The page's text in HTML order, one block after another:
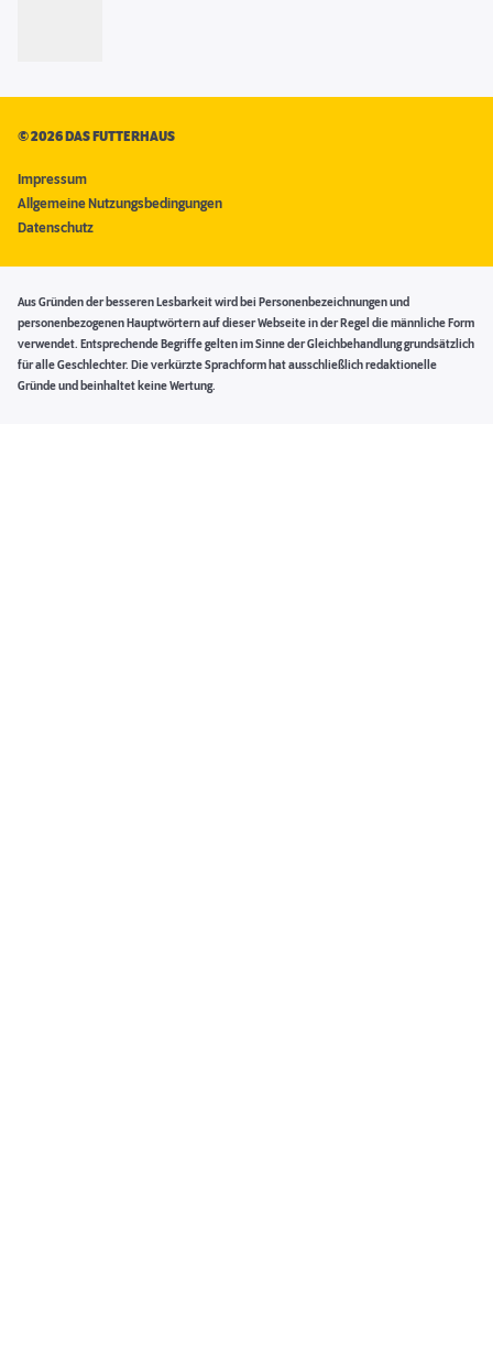
©2026 DAS FUTTERHAUS
Impressum
Allgemeine Nutzungsbedingungen
Datenschutz
Aus Gründen der besseren Lesbarkeit wird bei Personenbezeichnungen und
personenbezogenen Hauptwörtern auf dieser Webseite in der Regel die männliche Form
verwendet. Entsprechende Begriffe gelten im Sinne der Gleichbehandlung grundsätzlich
für alle Geschlechter. Die verkürzte Sprachform hat ausschließlich redaktionelle
Gründe und beinhaltet keine Wertung.